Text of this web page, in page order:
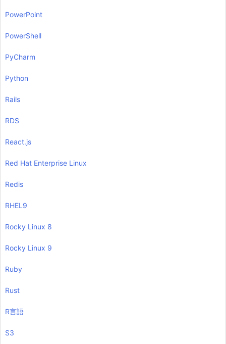
PowerPoint
PowerShell
PyCharm
Python
Rails
RDS
React.js
Red Hat Enterprise Linux
Redis
RHEL9
Rocky Linux 8
Rocky Linux 9
Ruby
Rust
R言語
S3